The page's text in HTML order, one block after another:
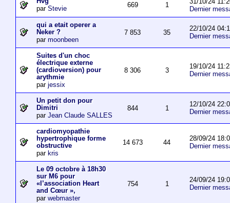
par Stevie 669 1
Dernier
qui a etait operer a
Neker ?
par moonbeen
7 853 35
22/10/24
Dernier
Suites d'un choc
électrique externe
(cardioversion) pour
arythmie
par jessix
8 306 3
19/10/24
Dernier
Un petit don pour
Dimitri
par Jean Claude SALLES
844 1
12/10/24
Dernier
cardiomyopathie
hypertrophique forme
obstructive
par kris
14 673 44
28/09/24
Dernier
Le 09 octobre à 18h30
sur M6 pour
«l’association Heart
and Cœur »,
par webmaster
754 1
24/09/24
Dernier